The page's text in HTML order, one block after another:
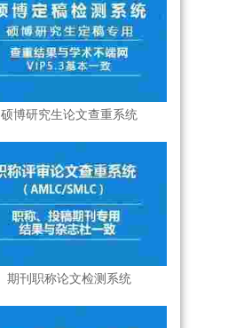
硕博研究生论文查重系统
期刊职称论文检测系统